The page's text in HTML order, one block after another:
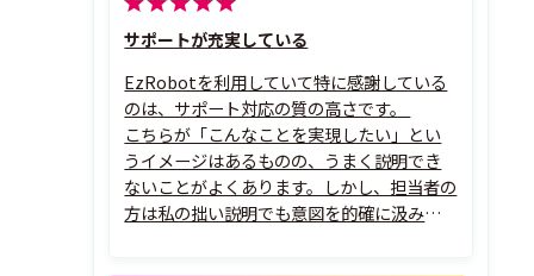
サポートが充実している
EzRobotを利用していて特に感謝している
のは、サポート対応の質の高さです。
こちらが「こんなことを実現したい」とい
うイメージはあるものの、うまく説明でき
ないことがよくあります。しかし、担当者の
方は私の拙い説明でも意図を的確に汲み取